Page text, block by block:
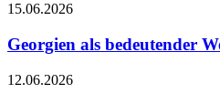
15.06.2026
Georgien als bedeutender
12.06.2026